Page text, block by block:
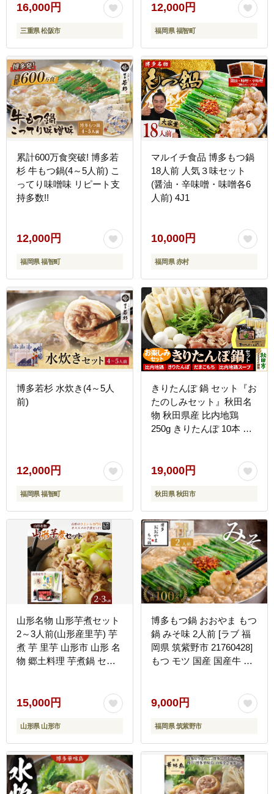
16,000円
三重県 松阪市
12,000円
福岡県 福智町
累計600万食突破! 博多若
杉 牛もつ鍋(4～5人前) こ
ってり味噌味 リピート支
持多数!!
12,000円
福岡県 福智町
マルイチ食品 博多もつ鍋
18人前 人気３味セット
(醤油・辛味噌・味噌各6
人前) 4J1
10,000円
福岡県 赤村
博多若杉 水炊き(4～5人
前)
12,000円
福岡県 福智町
きりたんぽ 鍋 セット『お
たのしみセット』秋田名
物 秋田県産 比内地鶏
250g きりたんぽ 10本 だ
19,000円
秋田県 秋田市
山形名物 山形芋煮セット
2～3人前(山形産里芋) 芋
煮 芋 里芋 山形市 山形 名
物 郷土料理 芋煮鍋 セッ
15,000円
山形県 山形市
博多もつ鍋 おおやま もつ
鍋 みそ味 2人前 [ラブ 福
岡県 筑紫野市 21760428]
もつ モツ 国産 国産牛 も
つ鍋セット 味噌 みそ も
9,000円
福岡県 筑紫野市